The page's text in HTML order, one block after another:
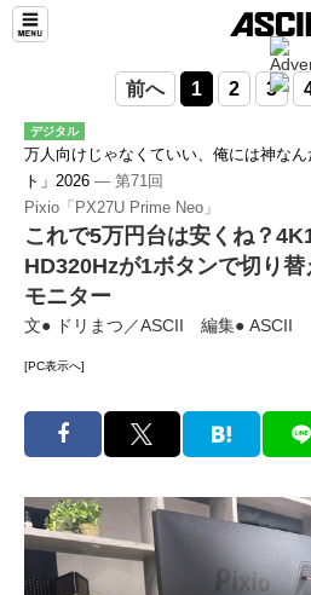
前へ 1 2 3
デジタル
万人向けじゃなくていい、俺には神な
ト」2026 ― 第71回
Pixio「PX27U Prime Neo」
これで5万円台は安くね？
HD320Hzが1ボタンで切り
モニター
文● ドリまつ／ASCII 編集● ASCII
[PC表示へ]